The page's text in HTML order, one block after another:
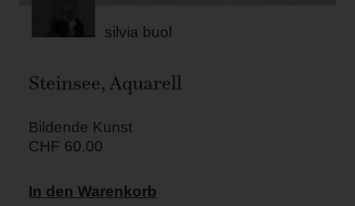
silvia buol
Steinsee, Aquarell
Bildende Kunst
CHF 60.00
In den Warenkorb